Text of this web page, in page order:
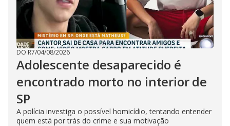
DO R7/04/08/2026
Adolescente desaparecido é
encontrado morto no interior de
SP
A polícia investiga o possível homicídio, tentando entender
quem está por trás do crime e sua motivação